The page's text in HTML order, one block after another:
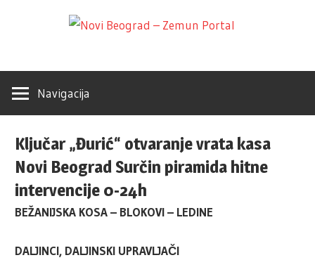
–
Navigacija
Ključar „Đurić“ otvaranje vrata kasa
Novi Beograd Surčin piramida hitne
intervencije 0-24h
BEŽANIJSKA KOSA – BLOKOVI – LEDINE
DALJINCI, DALJINSKI UPRAVLJAČI